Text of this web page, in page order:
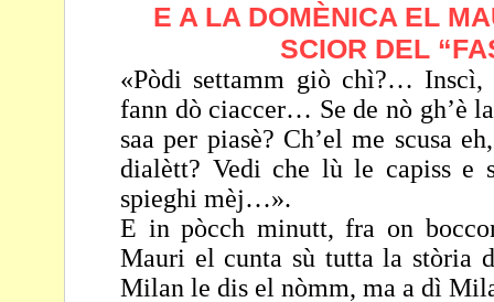
E A LA DOMÈNICA EL
SCIOR DEL
«Pòdi settamm giò chì?… Inscì,
fann dò ciaccer… Sede nò gh’è
saa per piasè? Ch’el me scusa
dialètt? Vedi che lù le capiss
spieghi mèj…».
E in pòcch minutt, fra on
Mauri el cunta sù tutta la stòria
Milan le dis el nòmm, ma a dì